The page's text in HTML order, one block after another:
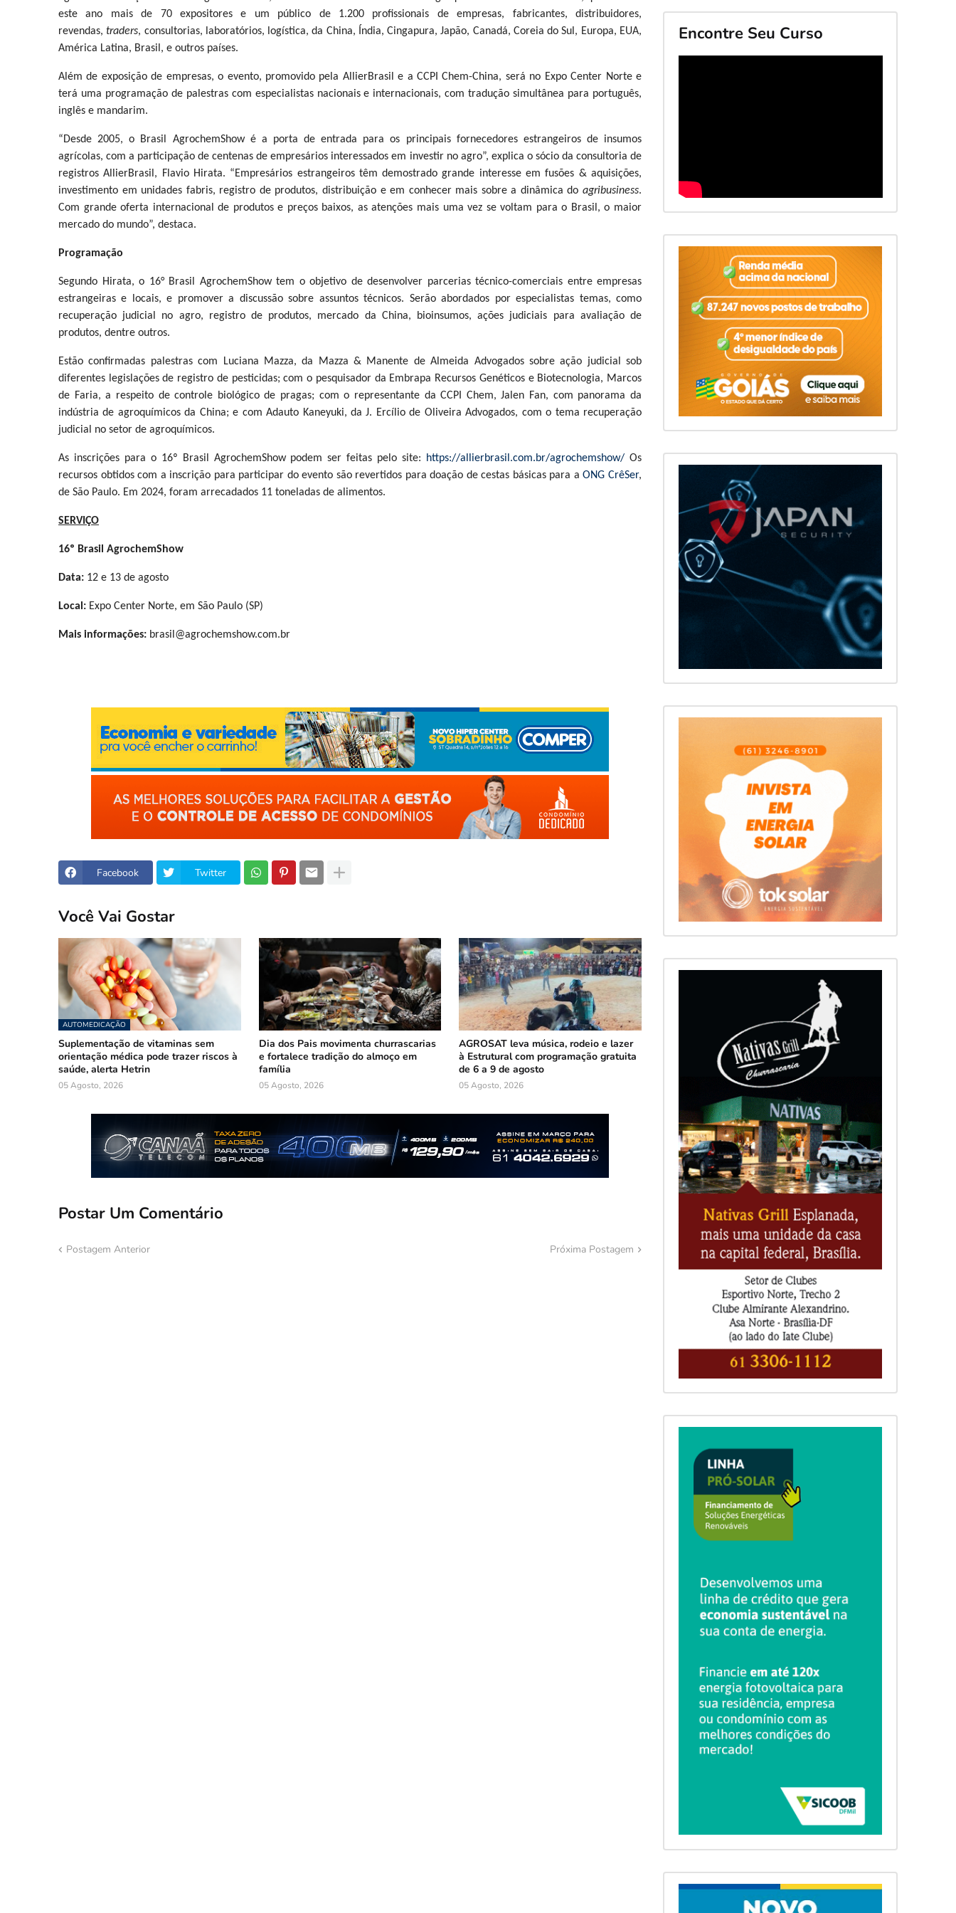
este ano mais de 70 expositores e um público de 1.200 profissionais de empresas, fabricantes, distribuidores,
revendas,traders, consultorias, laboratórios, logística, da China, Índia, Cingapura, Japão, Canadá, Coreia do Sul, Europa, EUA,
América Latina, Brasil, e outros países.
Além de exposição de empresas, o evento, promovido pela AllierBrasil e a CCPI Chem-China, será no Expo Center Norte e
terá uma programação de palestras com especialistas nacionais e internacionais, com tradução simultânea para português,
inglês e mandarim.
“Desde 2005, o Brasil AgrochemShow é a porta de entrada para os principais fornecedores estrangeiros de insumos
agrícolas, com a participação de centenas de empresários interessados em investir no agro”, explica o sócio da consultoria de
registros AllierBrasil, Flavio Hirata. “Empresários estrangeiros têm demostrado grande interesse em fusões & aquisições,
investimento em unidades fabris, registro de produtos, distribuição e em conhecer mais sobre a dinâmica do agribusiness.
Com grande oferta internacional de produtos e preços baixos, as atenções mais uma vez se voltam para o Brasil, o maior
mercado do mundo”, destaca.
Programação
Segundo Hirata, o 16° Brasil AgrochemShow tem o objetivo de desenvolver parcerias técnico-comerciais entre empresas
estrangeiras e locais, e promover a discussão sobre assuntos técnicos. Serão abordados por especialistas temas, como
recuperação judicial no agro, registro de produtos, mercado da China, bioinsumos, ações judiciais para avaliação de
produtos, dentre outros.
Estão confirmadas palestras com Luciana Mazza, da Mazza & Manente de Almeida Advogados sobre ação judicial sob
diferentes legislações de registro de pesticidas; com o pesquisador da Embrapa Recursos Genéticos e Biotecnologia, Marcos
de Faria, a respeito de controle biológico de pragas; com o representante da CCPI Chem, Jalen Fan, com panorama da
indústria de agroquímicos da China; e com Adauto Kaneyuki, da J. Ercílio de Oliveira Advogados, com o tema recuperação
judicial no setor de agroquímicos.
As inscrições para o 16º Brasil AgrochemShow podem ser feitas pelo site: https://allierbrasil.com.br/agrochemshow/ Os
recursos obtidos com a inscrição para participar do evento são revertidos para doação de cestas básicas para aONG CrêSer,
de São Paulo. Em 2024, foram arrecadados 11 toneladas de alimentos.
SERVIÇO
16º Brasil AgrochemShow
Data: 12 e 13 de agosto
Local: Expo Center Norte, em São Paulo (SP)
Mais informações: brasil@agrochemshow.com.br
Facebook Twitter
Você Vai Gostar
AUTOMEDICAÇÃO
Suplementação de vitaminas sem
orientação médica pode trazer riscos à
saúde, alerta Hetrin
05 Agosto, 2026
Dia dos Pais movimenta churrascarias
e fortalece tradição do almoço em
família
05 Agosto, 2026
AGROSAT leva música, rodeio e lazer
à Estrutural com programação gratuita
de 6 a 9 de agosto
05 Agosto, 2026
Postar Um Comentário
Postagem Anterior Próxima Postagem
Encontre Seu Curso